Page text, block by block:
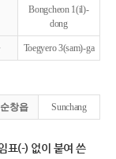
Bongcheon 1(il)-
dong
Toegyero 3(sam)-ga
순창읍 Sunchang
표(-) 없이 붙여 쓴